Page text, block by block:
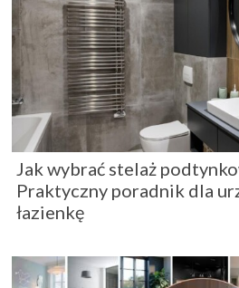
Jak wybrać stelaż
Praktyczny poradnik dla
łazienkę